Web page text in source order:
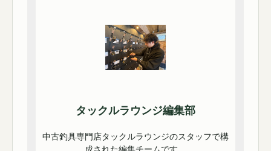
タックルラウンジ編集部
中古釣具専門店タックルラウンジのスタッフで構
成された編集チームです。